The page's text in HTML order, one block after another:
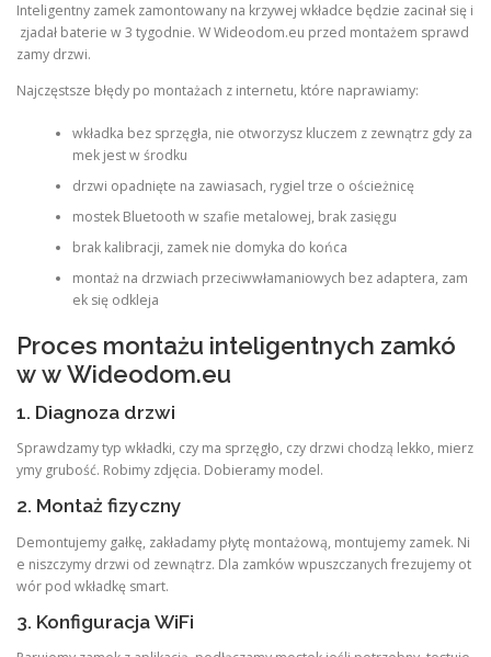
Inteligentny zamek zamontowany na krzywej wkładce będzie zacinał się i
zjadał baterie w 3 tygodnie. W Wideodom.eu przed montażem sprawd
zamy drzwi.
Najczęstsze błędy po montażach z internetu, które naprawiamy:
wkładka bez sprzęgła, nie otworzysz kluczem z zewnątrz gdy za
mek jest w środku
drzwi opadnięte na zawiasach, rygiel trze o ościeżnicę
mostek Bluetooth w szafie metalowej, brak zasięgu
brak kalibracji, zamek nie domyka do końca
montaż na drzwiach przeciwwłamaniowych bez adaptera, zam
ek się odkleja
Proces montażu inteligentnych zamkó
w w Wideodom.eu
1. Diagnoza drzwi
Sprawdzamy typ wkładki, czy ma sprzęgło, czy drzwi chodzą lekko, mierz
ymy grubość. Robimy zdjęcia. Dobieramy model.
2. Montaż fizyczny
Demontujemy gałkę, zakładamy płytę montażową, montujemy zamek. Ni
e niszczymy drzwi od zewnątrz. Dla zamków wpuszczanych frezujemy ot
wór pod wkładkę smart.
3. Konfiguracja WiFi